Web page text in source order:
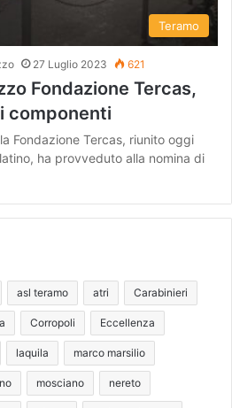
Teramo
27 Luglio 2023 621
Fondazione Tercas,
componenti
Fondazione Tercas, riunito oggi
ha provveduto alla nomina di
asl teramo atri Carabinieri
Corropoli Eccellenza
laquila marco marsilio
mosciano nereto